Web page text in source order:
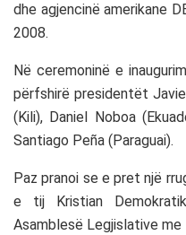
dhe agjencinë amerikane
2008.
Në ceremoninë e
përfshirë presidentët
(Kili), Daniel Noboa
Santiago Peña (Paraguai).
Paz pranoi se e pret një
e tij Kristian
Asamblesë Legjislative me